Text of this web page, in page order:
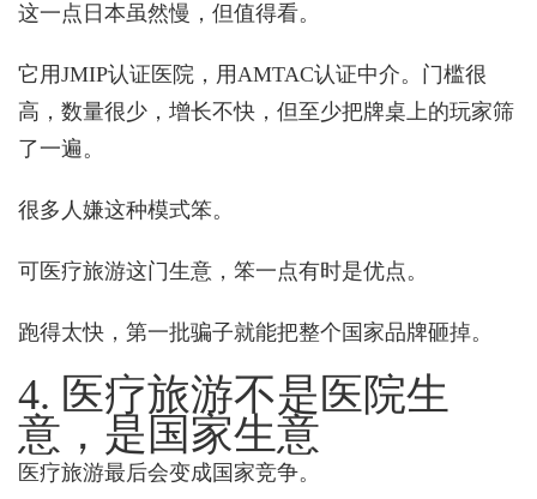
这一点日本虽然慢，但值得看。
它用JMIP认证医院，用AMTAC认证中介。门槛很
高，数量很少，增长不快，但至少把牌桌上的玩家筛
了一遍。
很多人嫌这种模式笨。
可医疗旅游这门生意，笨一点有时是优点。
跑得太快，第一批骗子就能把整个国家品牌砸掉。
4. 医疗旅游不是医院生
意，是国家生意
医疗旅游最后会变成国家竞争。